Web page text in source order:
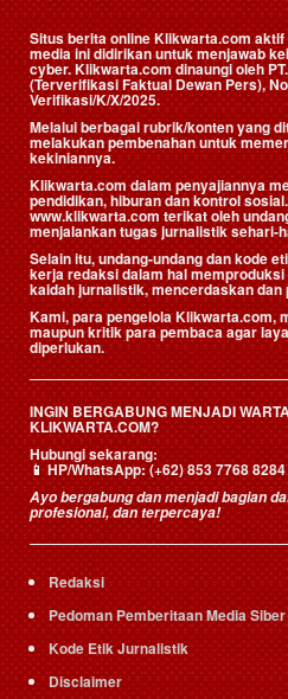
Situs berita online Klikwarta.com
media ini didirikan untuk menjawab
cyber. Klikwarta.com dinaungi oleh
(Terverifikasi Faktual Dewan Pers),
Verifikasi/K/X/2025.
Melalui berbagai rubrik/konten yang
melakukan pembenahan untuk
kekiniannya.
Klikwarta.com dalam penyajiannya
pendidikan, hiburan dan kontrol
www.klikwarta.com terikat oleh
menjalankan tugas jurnalistik sehari-
Selain itu, undang-undang dan kode
kerja redaksi dalam hal
kaidah jurnalistik, mencerdaskan dan
Kami, para pengelola Klikwarta.com,
maupun kritik para pembaca agar
diperlukan.
INGIN BERGABUNG MENJADI
KLIKWARTA.COM?
Hubungi sekarang:
📱HP/WhatsApp:(+62) 853 7768 8284
Ayo bergabung dan menjadi bagian
profesional, dan terpercaya!
Redaksi
Pedoman Pemberitaan Media Siber
Kode Etik Jurnalistik
Disclaimer